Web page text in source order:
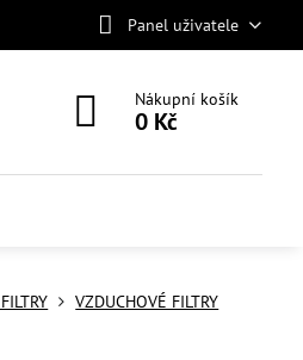
Panel uživatele
Nákupní košík
0 Kč
VZDUCHOVÉ FILTRY